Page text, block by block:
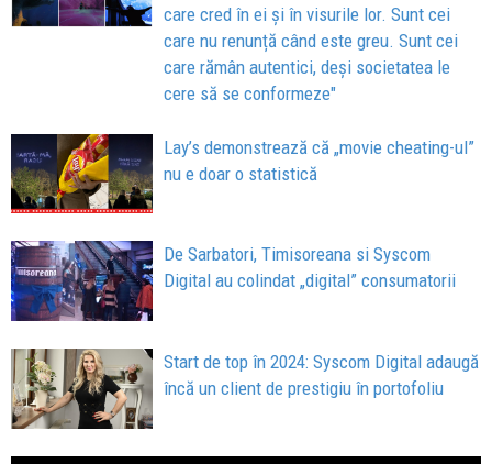
care cred în ei și în visurile lor. Sunt cei
care nu renunță când este greu. Sunt cei
care rămân autentici, deși societatea le
cere să se conformeze"
Lay’s demonstrează că „movie cheating-ul”
nu e doar o statistică
De Sarbatori, Timisoreana si Syscom
Digital au colindat „digital” consumatorii
Start de top în 2024: Syscom Digital adaugă
încă un client de prestigiu în portofoliu